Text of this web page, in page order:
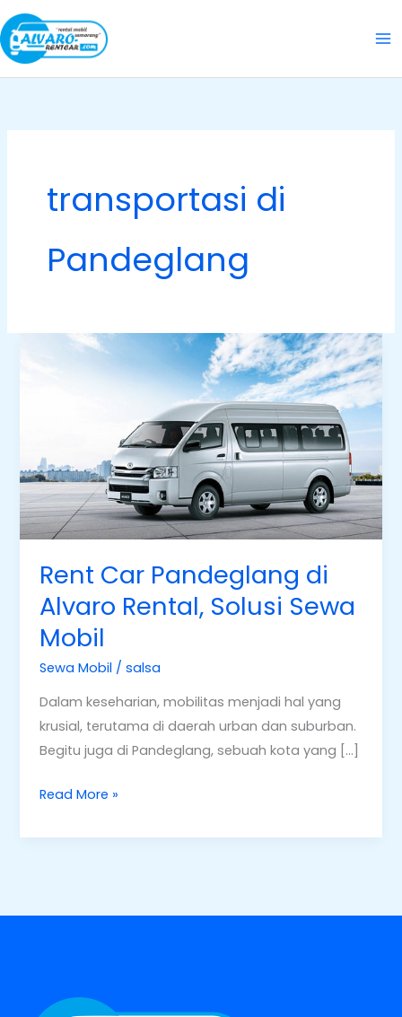
Skip
to
content
transportasi di
Pandeglang
Rent Car Pandeglang di
Alvaro Rental, Solusi Sewa
Mobil
Sewa Mobil /salsa
Dalam keseharian, mobilitas menjadi hal yang
krusial, terutama di daerah urban dan suburban.
Begitu juga di Pandeglang, sebuah kota yang […]
Rental,
Solusi
Sewa
Mobil
Read More »